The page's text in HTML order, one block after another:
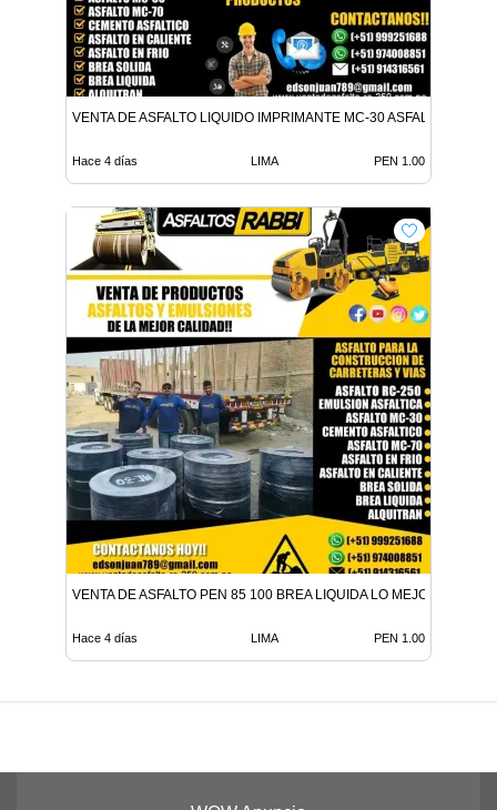
VENTA DE ASFALTO LIQUIDO IMPRIMANTE MC-30 ASFALTO
Hace 4 días LIMA PEN 1.00
VENTA DE ASFALTO PEN 85 100 BREA LIQUIDA LO MEJOR EN ADITI
Hace 4 días LIMA PEN 1.00